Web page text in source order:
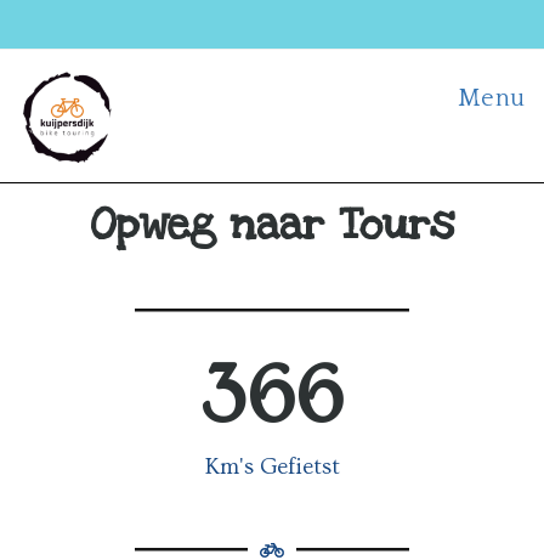
Menu
Opweg naar Tours
Km's Gefietst
366